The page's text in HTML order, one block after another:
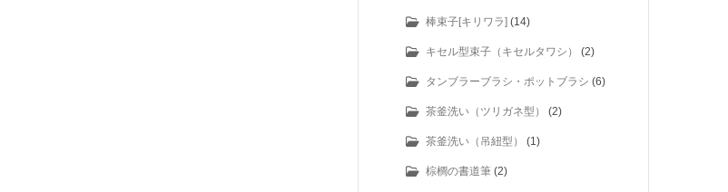
棒束子[キリワラ] (14)
キセル型束子（キセルタワシ） (2)
タンブラーブラシ・ポットブラシ (6)
茶釜洗い（ツリガネ型） (2)
茶釜洗い（吊紐型） (1)
棕櫚の書道筆 (2)